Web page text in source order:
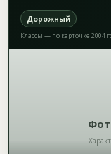
Дорожный
Классы — по карточке 2004